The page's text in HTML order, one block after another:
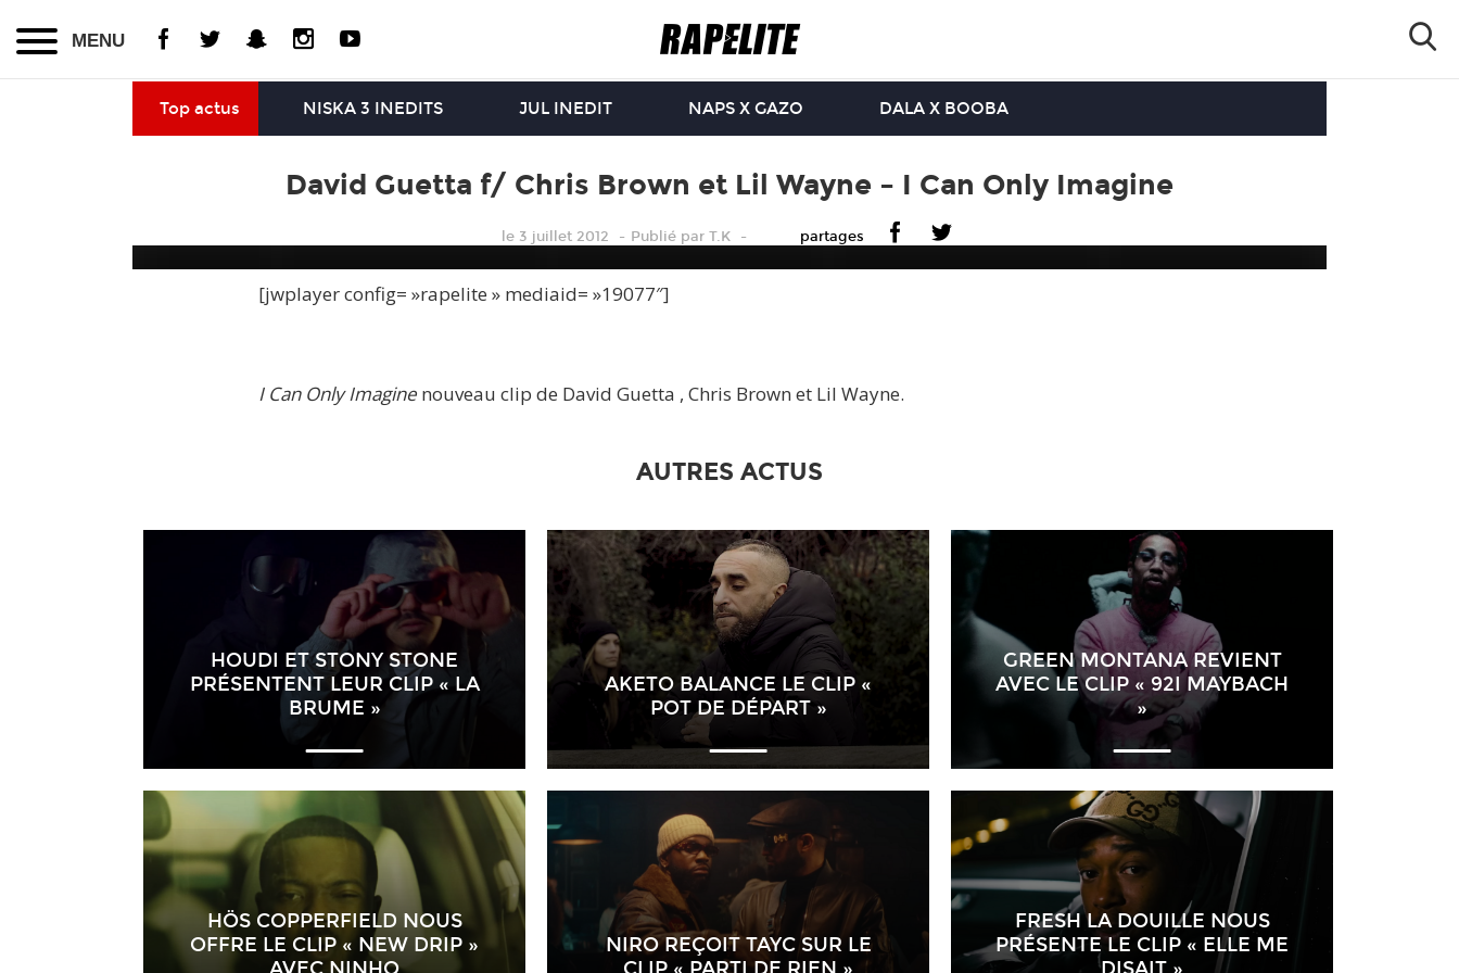
MENU
Top actus NISKA 3 INEDITS JUL INEDIT NAPS X GAZO DALA X BOOBA
David Guetta f/ Chris Brown et Lil Wayne – I Can Only Imagine
le 3 juillet 2012 Publié par T.K partages
[jwplayer config= »rapelite » mediaid= »19077″]
I Can Only Imaginenouveau clip de David Guetta , Chris Brown et Lil Wayne.
AUTRES ACTUS
HOUDI ET STONY STONE
PRÉSENTENT LEUR CLIP « LA
BRUME »
AKETO BALANCE LE CLIP «
POT DE DÉPART »
GREEN MONTANA REVIENT
AVEC LE CLIP « 92I MAYBACH
»
HÖS COPPERFIELD NOUS
OFFRE LE CLIP « NEW DRIP »
NIRO REÇOIT TAYC SUR LE
FRESH LA DOUILLE NOUS
PRÉSENTE LE CLIP « ELLE ME